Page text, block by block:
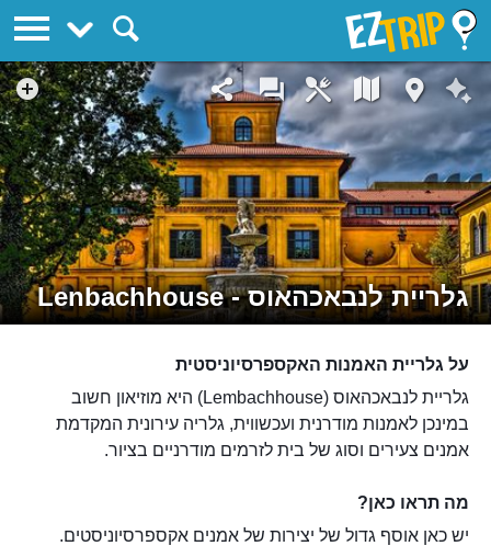
גלריית לנבאכהאוס - Lenbachhouse
על גלריית האמנות האקספרסיוניסטית
גלריית לנבאכהאוס (Lembachhouse) היא מוזיאון חשוב
במינכן לאמנות מודרנית ועכשווית, גלריה עירונית המקדמת
אמנים צעירים וסוג של בית לזרמים מודרניים בציור.
מה תראו כאן?
יש כאן אוסף גדול של יצירות של אמנים אקספרסיוניסטים.
EZTrip